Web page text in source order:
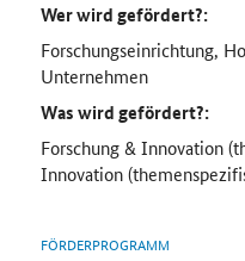
Wer wird gefördert?:
Forschungseinrichtung,
Unternehmen
Was wird gefördert?:
Forschung & Innovation
Innovation
FÖRDERPROGRAMM